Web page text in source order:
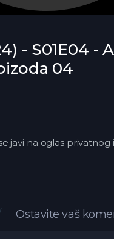
- S01E04 - A
04
javi na oglas
Ostavite vaš